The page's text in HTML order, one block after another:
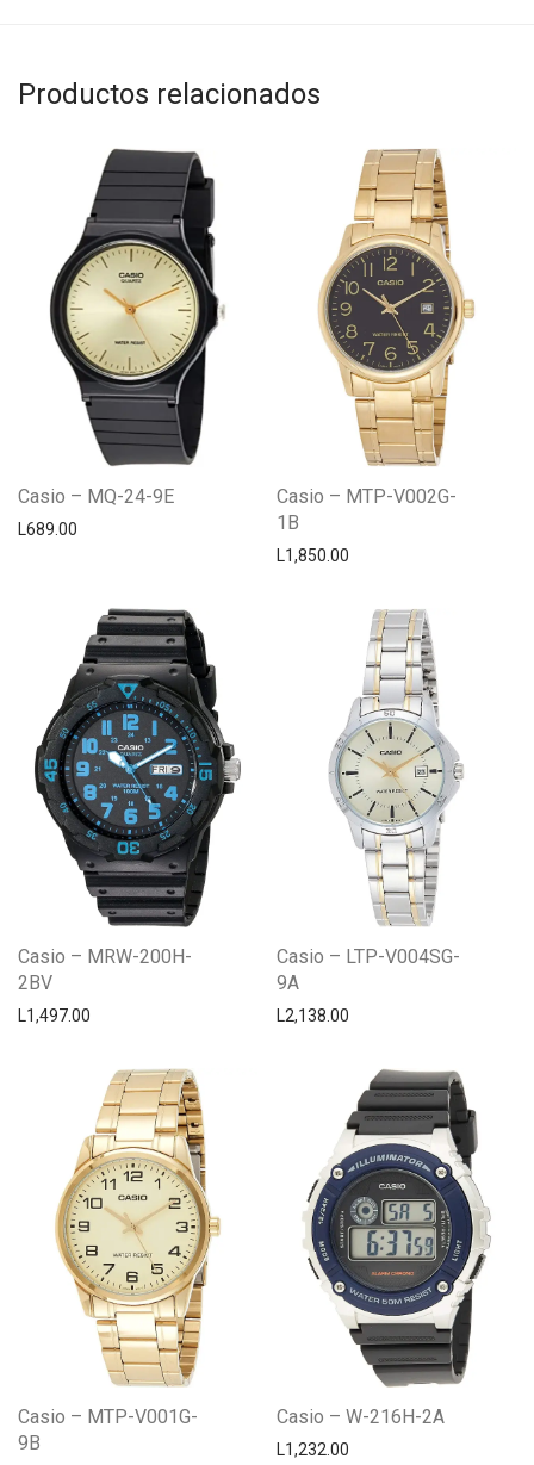
Productos relacionados
Casio – MQ-24-9E
L689.00
Casio – MTP-V002G-
1B
L1,850.00
Casio – MRW-200H-
2BV
L1,497.00
Casio – LTP-V004SG-
9A
L2,138.00
Casio – MTP-V001G-
9B
Casio – W-216H-2A
L1,232.00